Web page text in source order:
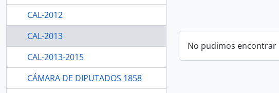
CAL-2012
CAL-2013
CAL-2013-2015
CÁMARA DE DIPUTADOS 1858
No pudimos